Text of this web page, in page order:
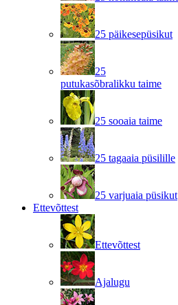
25 päikesepüsikut
25
putukasõbralikku taime
25 sooaia taime
25 tagaaia püsilille
25 varjuaia püsikut
Ettevõttest
Ettevõttest
Ajalugu